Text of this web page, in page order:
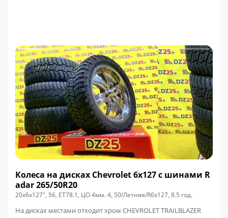
Колеса на дисках Chevrolet 6x127 c шинами R
adar 265/50R20
20x6x127", 56, ЕТ78.1, ЦО 4мм. 4, 50/Летняя/R6x127, 8.5 год.
На дисках местами отходит хром CHEVROLET TRAILBLAZER